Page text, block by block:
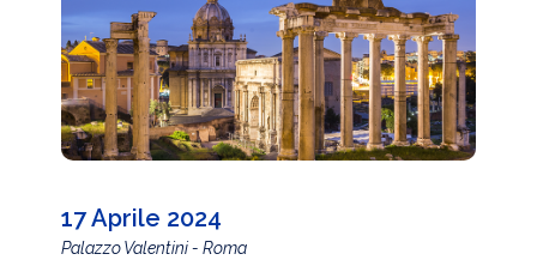
17 Aprile 2024
Palazzo Valentini - Roma